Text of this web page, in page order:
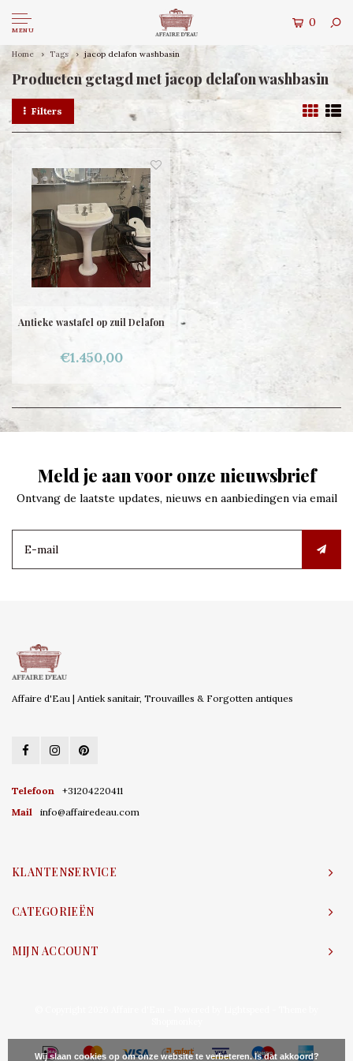
MENU
0
Home Tags jacop delafon washbasin
Producten getagd met jacop delafon washbasin
Filters
Antieke wastafel op zuil Delafon
€1.450,00
Meld je aan voor onze nieuwsbrief
Ontvang de laatste updates, nieuws en aanbiedingen via email
Affaire d'Eau | Antiek sanitair, Trouvailles & Forgotten antiques
Telefoon
+31204220411
Mail
info@affairedeau.com
KLANTENSERVICE
CATEGORIEËN
MIJN ACCOUNT
Wij slaan cookies op om onze website te verbeteren. Is dat akkoord?